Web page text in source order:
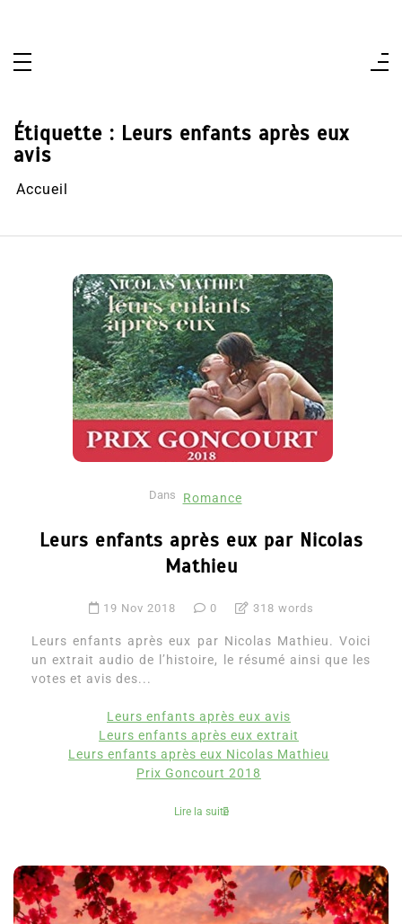
Étiquette : Leurs enfants après eux
avis
Accueil
Dans Romance
Leurs enfants après eux par Nicolas
Mathieu
19 Nov 2018 0 318 words
Leurs enfants après eux par Nicolas Mathieu. Voici
un extrait audio de l’histoire, le résumé ainsi que les
votes et avis des...
Leurs enfants après eux avis
Leurs enfants après eux extrait
Leurs enfants après eux Nicolas Mathieu
Prix Goncourt 2018
Lire la suite